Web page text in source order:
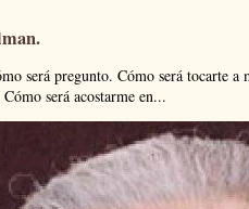
será pregunto. Cómo será tocarte
será acostarme en...